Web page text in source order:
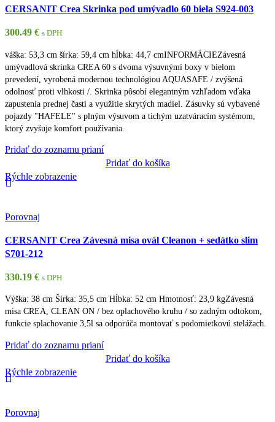
CERSANIT Crea Skrinka pod umývadlo 60 biela S924-003
300.49 € s DPH
váška: 53,3 cm šírka: 59,4 cm hĺbka: 44,7 cmINFORMÁCIEZávesná
umývadlová skrinka CREA 60 s dvoma výsuvnými boxy v bielom
prevedení, vyrobená modernou technológiou AQUASAFE / zvýšená
odolnosť proti vlhkosti /. Skrinka pôsobí elegantným vzhľadom vďaka
zapustenia prednej časti a využitie skrytých madiel. Zásuvky sú vybavené
pojazdy "HAFELE" s plným výsuvom a tichým uzatváracím systémom,
ktorý zvyšuje komfort používania.
Pridať do zoznamu prianí
Pridať do košíka
Rýchle zobrazenie
Porovnaj
CERSANIT Crea Závesná misa ovál Cleanon + sedátko slim
S701-212
330.19 € s DPH
Výška: 38 cm Šírka: 35,5 cm Hĺbka: 52 cm Hmotnosť: 23,9 kgZávesná
misa CREA, CLEAN ON / bez oplachového kruhu / so zadným odtokom,
funkcie splachovanie 3,5l sa odporúča montovať s podomietkovú stelážach.
Pridať do zoznamu prianí
Pridať do košíka
Rýchle zobrazenie
Porovnaj